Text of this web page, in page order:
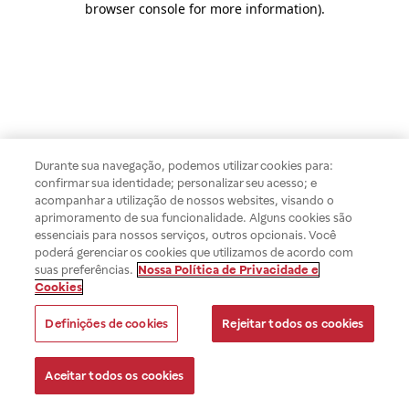
browser console for more information).
Durante sua navegação, podemos utilizar cookies para:
confirmar sua identidade; personalizar seu acesso; e
acompanhar a utilização de nossos websites, visando o
aprimoramento de sua funcionalidade. Alguns cookies são
essenciais para nossos serviços, outros opcionais. Você
poderá gerenciar os cookies que utilizamos de acordo com
suas preferências. Nossa Política de Privacidade e
Cookies
Definições de cookies Rejeitar todos os cookies
Aceitar todos os cookies